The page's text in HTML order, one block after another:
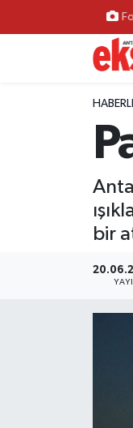
bir
ÖZEL HABER
GÜNDEM
YEREL
EKONOMİ
KÜLTÜR -
Nöbetçi
Hava Durumu
Trafik Durumu
Süper Lig
Tüm
Son Dakika